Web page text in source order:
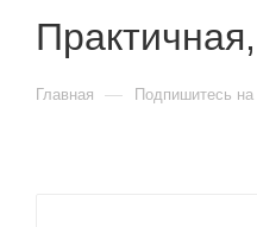
Главная — Подпишитесь